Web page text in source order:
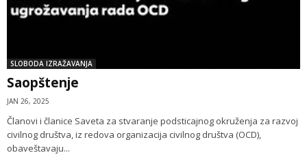
SLOBODA IZRAŽAVANJA
Saopštenje
JAN 26, 2025
Članovi i članice Saveta za stvaranje podsticajnog okruženja za razvoj
civilnog društva, iz redova organizacija civilnog društva (OCD),
obaveštavaju...